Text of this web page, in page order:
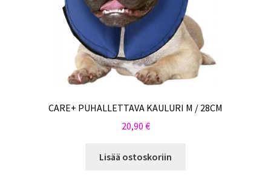
CARE+ PUHALLETTAVA KAULURI M / 28CM
20,90 €
Lisää ostoskoriin